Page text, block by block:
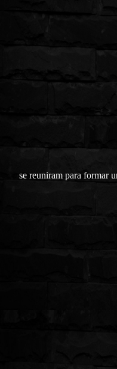
se reuniram para formar